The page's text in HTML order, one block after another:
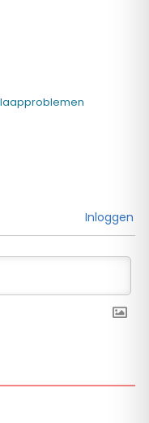
Inloggen